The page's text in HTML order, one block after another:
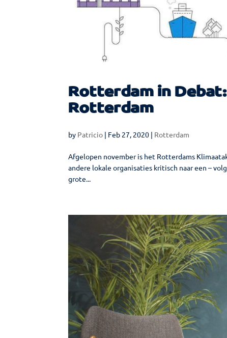
Rotterdam in
Rotterdam
by Patricio | Feb 27, 2020 | Rotterdam
Afgelopen november is het Rotterdams
andere lokale organisaties kritisch naar een –
grote...